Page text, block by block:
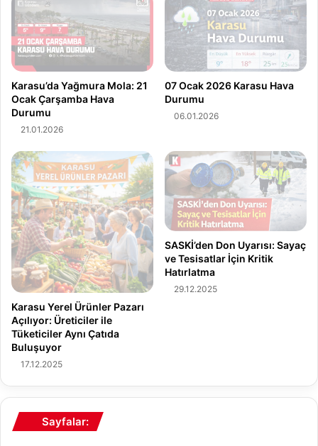
a
l
a
r
A
K
O
d
a
T
o
p
l
a
n
d
ı
T
r
a
f
i
ğ
D
i
y
a
n
e
t
G
İ
A
D
v
e
K
l
Karasu’da Yağmura Mola: 21
Ocak Çarşamba Hava
Durumu
21.01.2026
07 Ocak 2026 Karasu Hava
Durumu
06.01.2026
Karasu Yerel Ürünler Pazarı
Açılıyor: Üreticiler ile
Tüketiciler Aynı Çatıda
Buluşuyor
17.12.2025
SASKİ’den Don Uyarısı: Sayaç
ve Tesisatlar İçin Kritik
Hatırlatma
29.12.2025
Sayfalar: